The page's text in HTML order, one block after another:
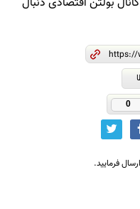
0
فرمایید.